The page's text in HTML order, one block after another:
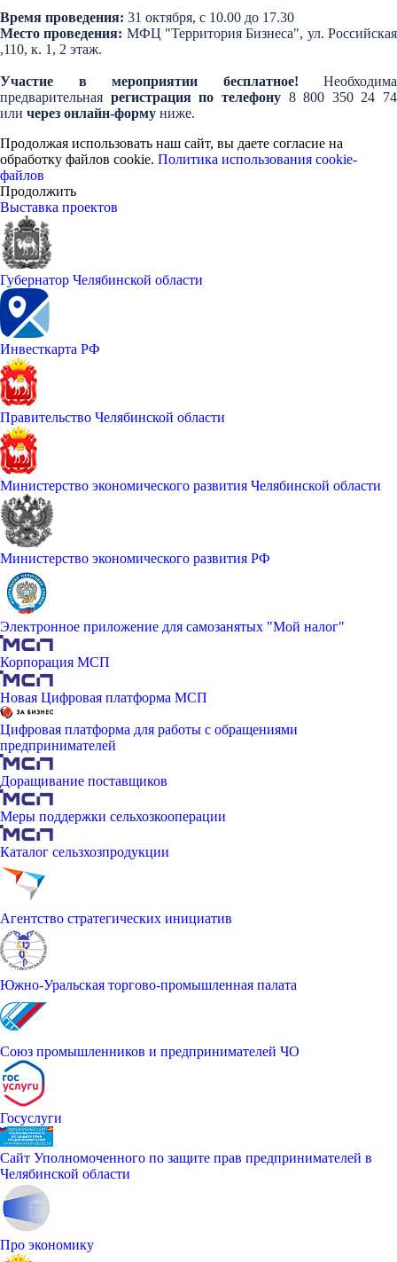
Время проведения: 31 октября, с 10.00 до 17.30
Место проведения: МФЦ "Территория Бизнеса", ул. Российская
,110, к. 1, 2 этаж.
Участие в мероприятии бесплатное! Необходима
предварительная регистрация по телефону8 800 350 24 74
или через онлайн-форму ниже.
Продолжая использовать наш сайт, вы даете согласие на
обработку файлов cookie. Политика использования cookie-
файлов
Продолжить
Выставка проектов
Губернатор Челябинской области
Инвесткарта РФ
Правительство Челябинской области
Министерство экономического развития Челябинской области
Министерство экономического развития РФ
Электронное приложение для самозанятых "Мой налог"
Корпорация МСП
Новая Цифровая платформа МСП
Цифровая платформа для работы с обращениями
предпринимателей
Доращивание поставщиков
Меры поддержки сельхозкооперации
Каталог сельзхозпродукции
Агентство стратегических инициатив
Южно-Уральская торгово-промышленная палата
Союз промышленников и предпринимателей ЧО
Госуслуги
Сайт Уполномоченного по защите прав предпринимателей в
Челябинской области
Про экономику